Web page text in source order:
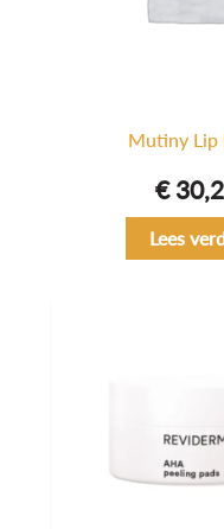
Mutiny Lip
€
Lees